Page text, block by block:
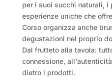
per i suoi succhi naturali,
esperienze uniche che
Corso organizza anche
degustazioni nel proprio
Dal frutteto alla tavola:
connessione,
dietro i prodotti.